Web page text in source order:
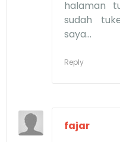
halaman
sudah
saya...
Reply
fajar